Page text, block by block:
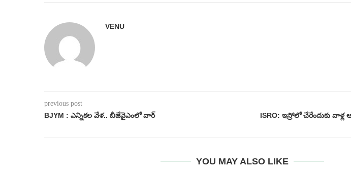
VENU
previous post
BJYM : ఎన్నికల వేళ.. బీజేవైఎంలో వార్
ISRO: ఇస్రోలో చేరేందుకు
YOU MAY ALSO LIKE